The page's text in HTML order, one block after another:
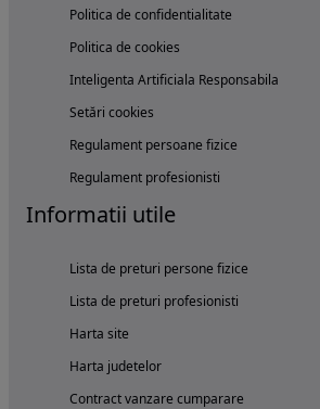
Politica de confidentialitate
Politica de cookies
Inteligenta Artificiala Responsabila
Setări cookies
Regulament persoane fizice
Regulament profesionisti
Informatii utile
Lista de preturi persone fizice
Lista de preturi profesionisti
Harta site
Harta judetelor
Contract vanzare cumparare